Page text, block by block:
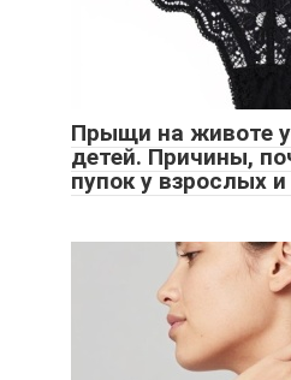
Прыщи на животе
детей. Причины,
пупок у взрослых